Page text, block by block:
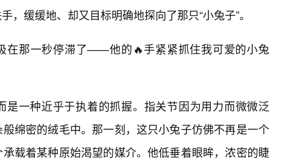
，缓缓地、却又目标明确地探向了那只“小兔子”。
在那一秒停滞了——他的🔥手紧紧抓住我可爱的小兔
是一种近乎于执着的抓握。指关节因为用力而微微泛
绵密的绒毛中。那一刻，这只小兔子仿佛不再是一个
载着某种原始渴望的媒介。他低垂着眼眸，浓密的睫